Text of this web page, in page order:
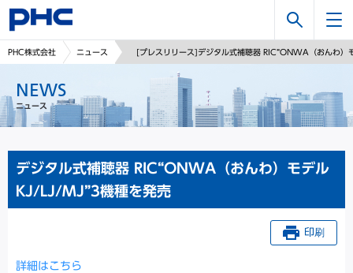
検
索
PHC株式会社 ニュース [プレスリリース]デジタル式補聴器 RIC“ONWA（おんわ
NEWS
ニュース
デジタル式補聴器 RIC“ONWA（おんわ）モデル
KJ/LJ/MJ”3機種を発売
印刷
詳細はこちら